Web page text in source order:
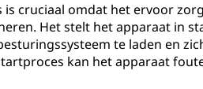
is cruciaal omdat het ervoor
Het stelt het apparaat in
te laden en
kan het apparaat